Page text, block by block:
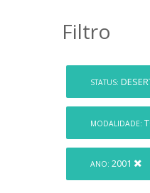
Filtro
STATUS:
MODALIDADE:
ANO: 2001